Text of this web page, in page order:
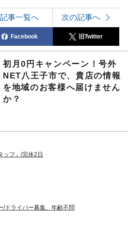
記事一覧へ 次の記事へ
Facebook 旧Twitter
初月0円キャンペーン！号外
NET八王子市で、貴店の情報
を地域のお客様へ届けません
か？
ッフ」/完休2日
/ドライバー募集、年齢不問